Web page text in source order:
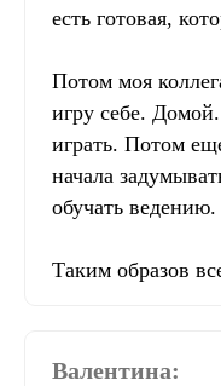
есть готовая,
Потом моя
игру себе.
играть. Потом
начала
обучать ведению.
Таким образов
Валентина: